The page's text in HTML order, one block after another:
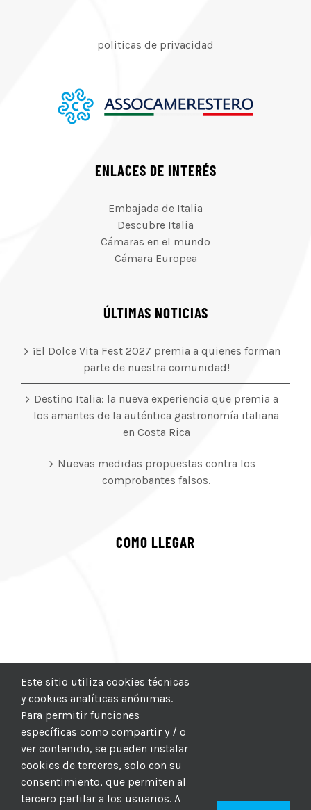
politicas de privacidad
ENLACES DE INTERÉS
Embajada de Italia
Descubre Italia
Cámaras en el mundo
Cámara Europea
ÚLTIMAS NOTICIAS
¡El Dolce Vita Fest 2027 premia a quienes forman
parte de nuestra comunidad!
Destino Italia: la nueva experiencia que premia a
los amantes de la auténtica gastronomía italiana
en Costa Rica
Nuevas medidas propuestas contra los
comprobantes falsos.
COMO LLEGAR
Este sitio utiliza cookies técnicas
y cookies analíticas anónimas.
Para permitir funciones
específicas como compartir y / o
ver contenido, se pueden instalar
cookies de terceros, solo con su
consentimiento, que permiten al
tercero perfilar a los usuarios. A